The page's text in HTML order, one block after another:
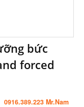
bức
forced
0916.389.223 Mr.Nam